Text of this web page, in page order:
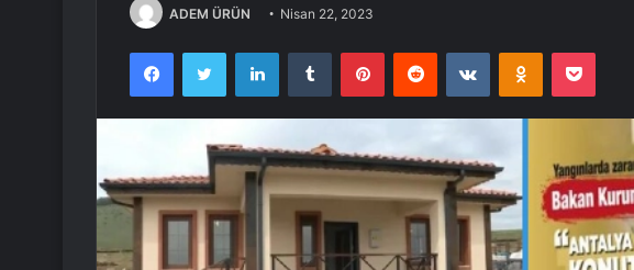
ADEM ÜRÜN Nisan 22, 2023
FacebookTwitter LinkedInTumblr PinterestReddit VKontakteOdnoklassniki
Pocket